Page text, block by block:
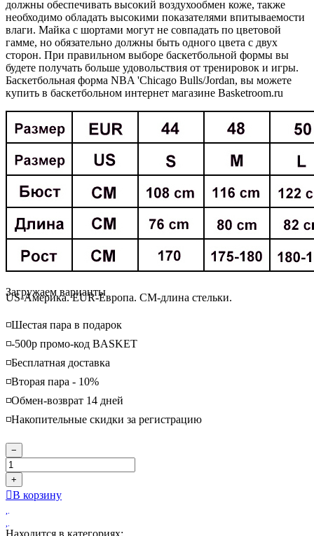
должны обеспечивать высокий воздухообмен коже, также
необходимо обладать высокими показателями впитываемости
влаги. Майка с шортами могут не совпадать по цветовой
гамме, но обязательно должны быть одного цвета с двух
сторон. При правильном выборе баскетбольной формы вы
будете получать больше удовольствия от тренировок и игры.
Баскетбольная форма NBA 'Chicago Bulls/Jordan, вы можете
купить в баскетбольном интернет магазине Basketroom.ru
Loading...
Загружаем варианты
US-Америка. EUR-Европа. CM-длина стельки.
◽️Шестая пара в подарок
◽️-500р промо-код BASKET
◽️Бесплатная доставка
◽️Вторая пара - 10%
◽️Обмен-возврат 14 дней
◽️Накопительные скидки за регистрацию
−
+
В корзину